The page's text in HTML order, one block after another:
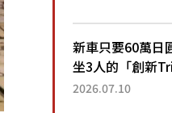
已陸續開始出口
「B...
新車只要60萬日
坐3人的「創新
大賣成為人氣車
2026.07.10